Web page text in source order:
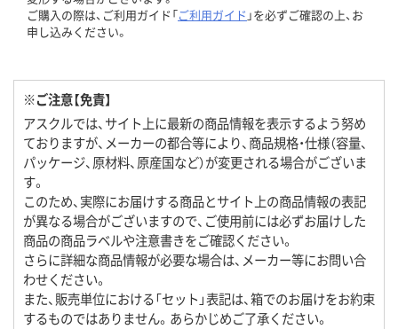
ご購入の際は、ご利用ガイド「ご利用ガイド 」を必ずご確認の上、お
申し込みください。
※ご注意【免責】
アスクルでは、サイト上に最新の商品情報を表示するよう努め
ておりますが、メーカーの都合等により、商品規格・仕様（容量、
パッケージ、原材料、原産国など）が変更される場合がございま
す。
このため、実際にお届けする商品とサイト上の商品情報の表記
が異なる場合がございますので、ご使用前には必ずお届けした
商品の商品ラベルや注意書きをご確認ください。
さらに詳細な商品情報が必要な場合は、メーカー等にお問い合
わせください。
また、販売単位における「セット」表記は、箱でのお届けをお約束
するものではありません。あらかじめご了承ください。